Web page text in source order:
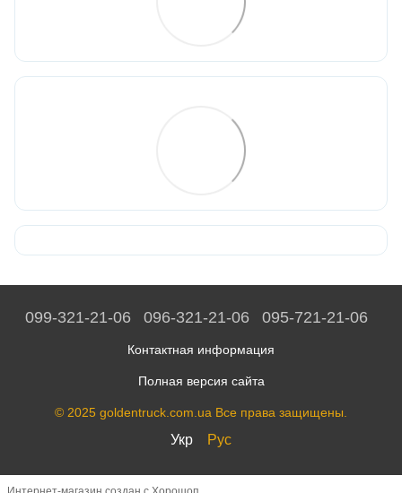
099-321-21-06 096-321-21-06 095-721-21-06
Контактная информация
Полная версия сайта
© 2025 goldentruck.com.ua Все права защищены.
Укр Рус